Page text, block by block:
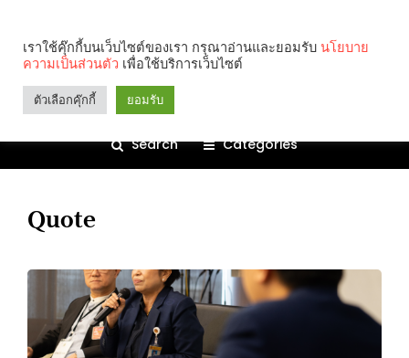
Search Categories
Quote
เราใช้คุ๊กกี้บนเว็บไซต์ของเรา กรุณาอ่านและยอมรับ นโยบาย
ความเป็นส่วนตัว เพื่อใช้บริการเว็บไซต์
ตัวเลือกคุ๊กกี้ ยอมรับ